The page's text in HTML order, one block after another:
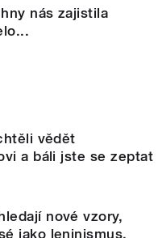
nás zajistila
vědět
a báli jste se zeptat
nové vzory,
jako leninismus,